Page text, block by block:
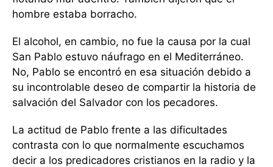
hombre estaba borracho.
El alcohol, en cambio, no fue la causa por la cual
San Pablo estuvo náufrago en el Mediterráneo.
No, Pablo se encontró en esa situación debido a
su incontrolable deseo de compartir la historia de
salvación del Salvador con los pecadores.
La actitud de Pablo frente a las dificultades
contrasta con lo que normalmente escuchamos
decir a los predicadores cristianos en la radio y la